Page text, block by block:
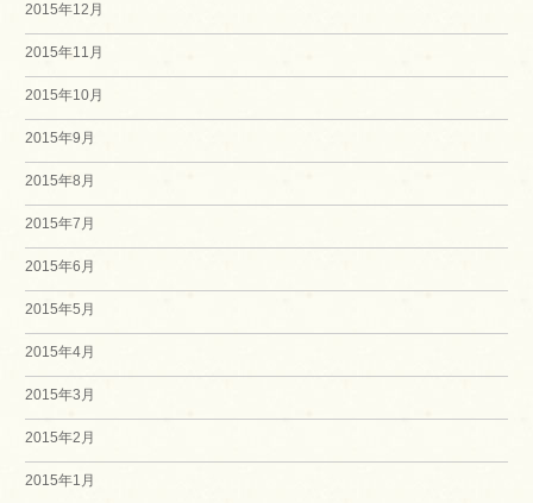
2015年12月
2015年11月
2015年10月
2015年9月
2015年8月
2015年7月
2015年6月
2015年5月
2015年4月
2015年3月
2015年2月
2015年1月